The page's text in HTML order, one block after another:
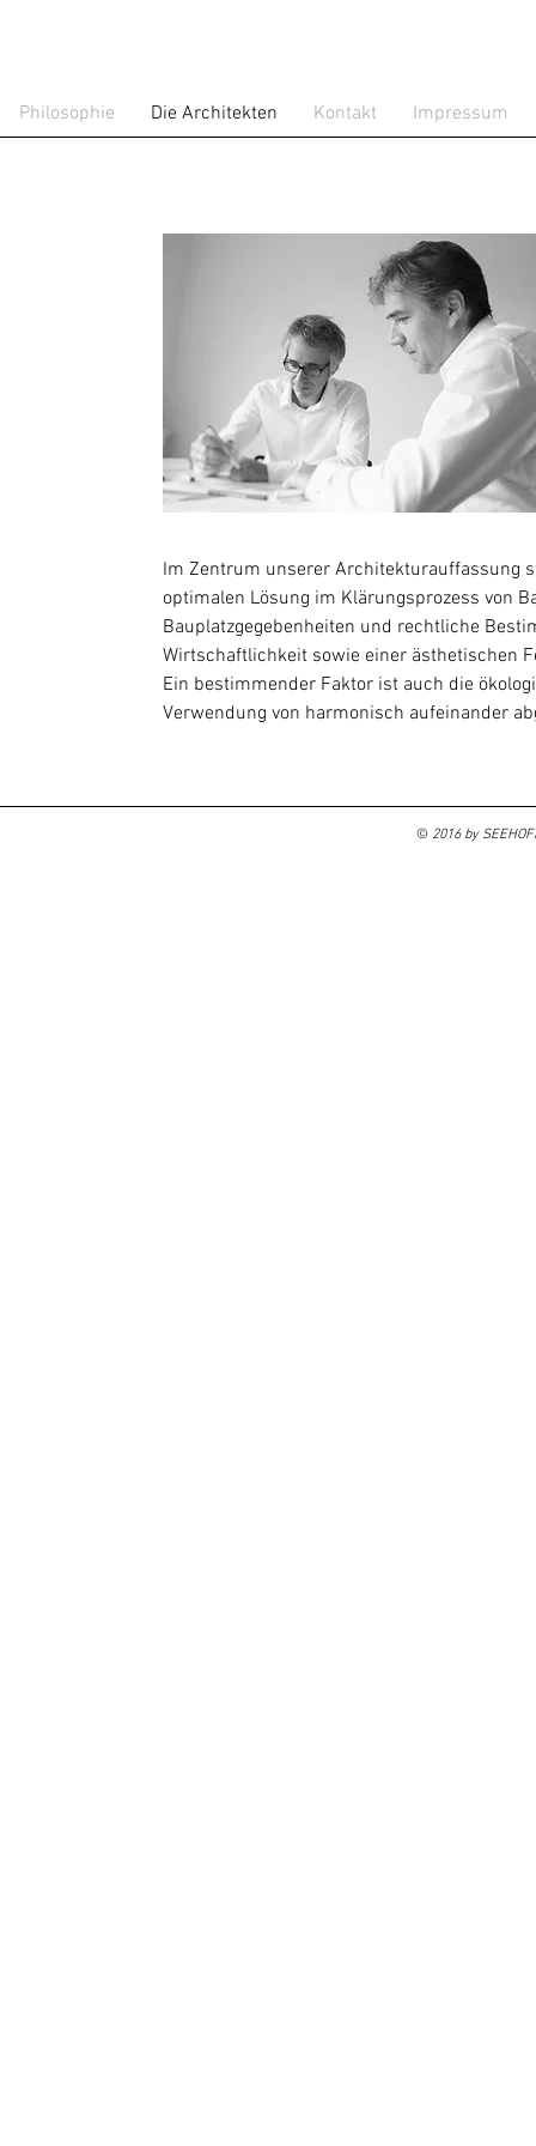
Philosophie Die Architekten Kontakt Impressum
Im Zentrum unserer Architekturauffassung
optimalen Lösung im Klärungsprozess von
Bauplatzgegebenheiten und rechtliche
Wirtschaftlichkeit sowie einer ästhetischen
Ein bestimmender Faktor ist auch die
Verwendung von harmonisch aufeinander
© 2016 by